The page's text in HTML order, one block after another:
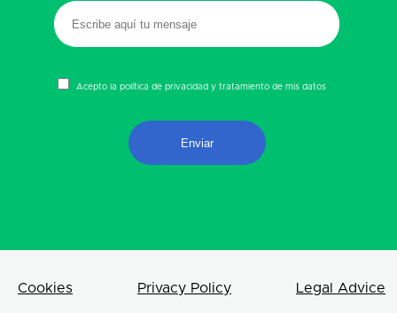
Acepto la política de privacidad y tratamiento de mis datos
Cookies Privacy Policy Legal Advice